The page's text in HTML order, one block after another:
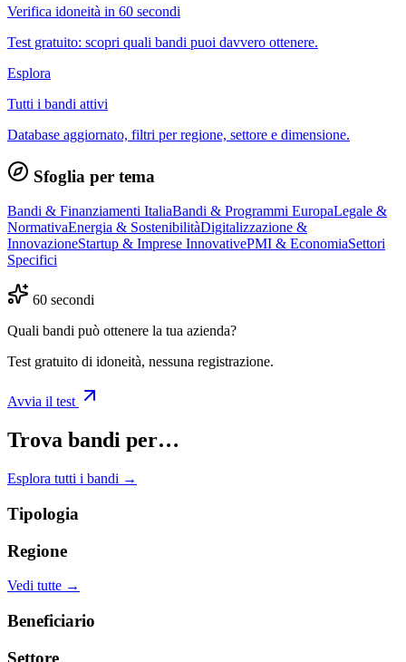
Verifica idoneità in 60 secondi
Test gratuito: scopri quali bandi puoi davvero ottenere.
Esplora
Tutti i bandi attivi
Database aggiornato, filtri per regione, settore e dimensione.
Sfoglia per tema
Bandi & Finanziamenti ItaliaBandi & Programmi EuropaLegale &
NormativaEnergia & SostenibilitàDigitalizzazione &
InnovazioneStartup & Imprese InnovativePMI & EconomiaSettori
Specifici
60 secondi
Quali bandi può ottenere la tua azienda?
Test gratuito di idoneità, nessuna registrazione.
Avvia il test
Trova bandi per…
Esplora tutti i bandi →
Tipologia
Regione
Vedi tutte →
Beneficiario
Settore